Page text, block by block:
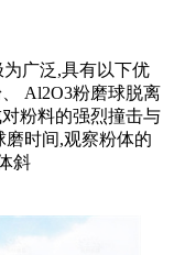
广泛,具有以下优
Al2O3粉磨球脱离
粉料的强烈撞击与
时间,观察粉体的
斜